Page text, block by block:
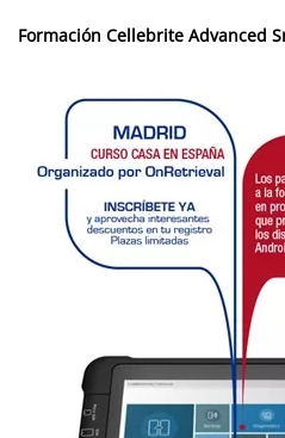
Formación Cellebrite Advanced